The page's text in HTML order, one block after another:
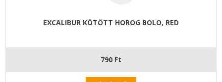
EXCALIBUR KÖTÖTT HOROG BOLO, RED
790 Ft